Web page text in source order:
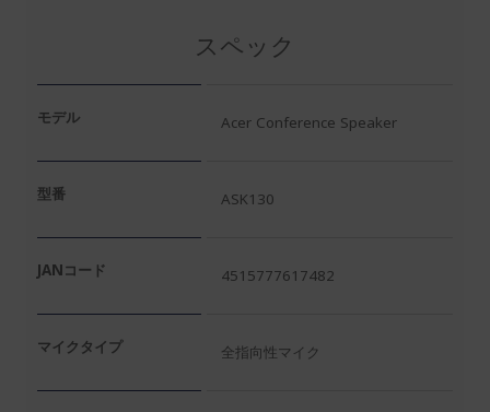
スペック
モデル Acer Conference Speaker
型番 ASK130
JANコード 4515777617482
マイクタイプ 全指向性マイク